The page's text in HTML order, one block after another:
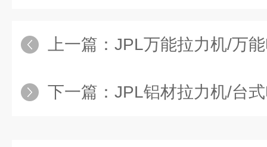
上一篇： JPL万能拉力机/万能电子拉力机/万
下一篇： JPL铝材拉力机/台式电子拉